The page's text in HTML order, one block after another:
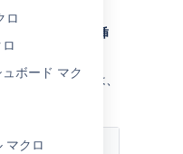
ロ
ボード マク
マクロ
挿
ーターの一覧は、
説明